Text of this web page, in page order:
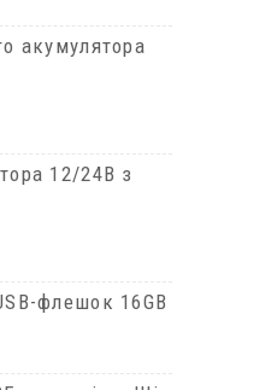
акумулятора
12/24В з
флешок 16GB